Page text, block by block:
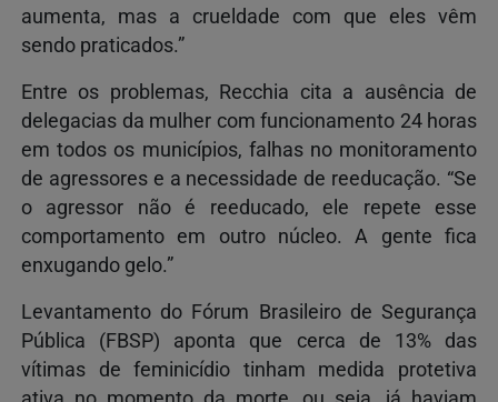
aumenta, mas a crueldade com que eles vêm
sendo praticados.”
Entre os problemas, Recchia cita a ausência de
delegacias da mulher com funcionamento 24 horas
em todos os municípios, falhas no monitoramento
de agressores e a necessidade de reeducação. “Se
o agressor não é reeducado, ele repete esse
comportamento em outro núcleo. A gente fica
enxugando gelo.”
Levantamento do Fórum Brasileiro de Segurança
Pública (FBSP) aponta que cerca de 13% das
vítimas de feminicídio tinham medida protetiva